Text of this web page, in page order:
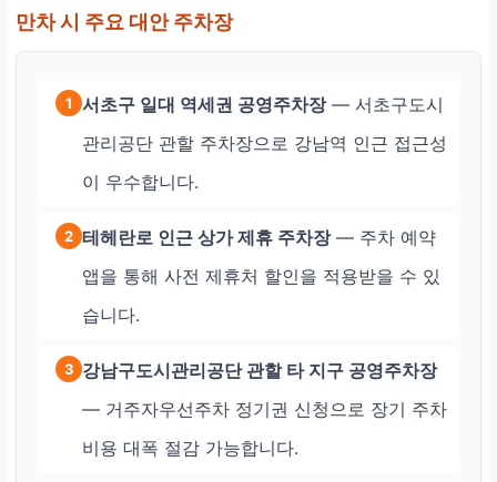
만차 시 주요 대안 주차장
1 서초구 일대 역세권 공영주차장— 서초구도시
관리공단 관할 주차장으로 강남역 인근 접근성
이 우수합니다.
2 테헤란로 인근 상가 제휴 주차장— 주차 예약
앱을 통해 사전 제휴처 할인을 적용받을 수 있
습니다.
3 강남구도시관리공단 관할 타 지구 공영주차장
— 거주자우선주차 정기권 신청으로 장기 주차
비용 대폭 절감 가능합니다.